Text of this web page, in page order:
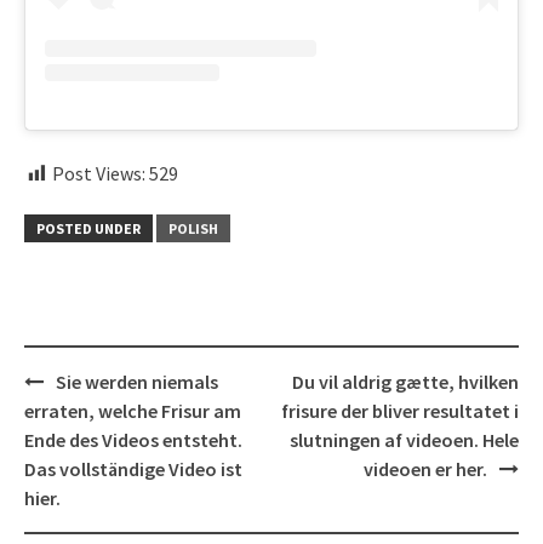
Post Views: 529
POSTED UNDER POLISH
Post
navigation
Sie werden niemals
erraten, welche Frisur am
Ende des Videos entsteht.
Das vollständige Video ist
hier.
Du vil aldrig gætte, hvilken
frisure der bliver resultatet i
slutningen af videoen. Hele
videoen er her.